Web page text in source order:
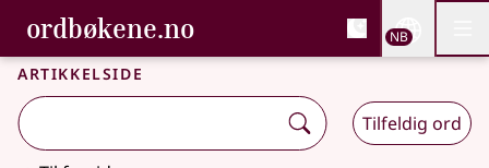
Gå til hovedinnhold
Tilgjengelighet
ordbøkene.no, Bokmålsordboka og
Bokmålsordboka og Nynorskordboka
NB
Artikkelside
Tilfeldig ord